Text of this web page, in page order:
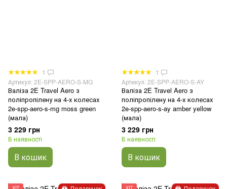
1
Артикул: 2E-SPP-AERO-S-MG
Валіза 2E Travel Aero з
поліпропілену на 4-х колесах
2e-spp-aero-s-mg moss green
(мала)
3 229 грн
В наявності
В кошик
1
Артикул: 2E-SPP-AERO-S-AY
Валіза 2E Travel Aero з
поліпропілену на 4-х колесах
2e-spp-aero-s-ay amber yellow
(мала)
3 229 грн
В наявності
В кошик